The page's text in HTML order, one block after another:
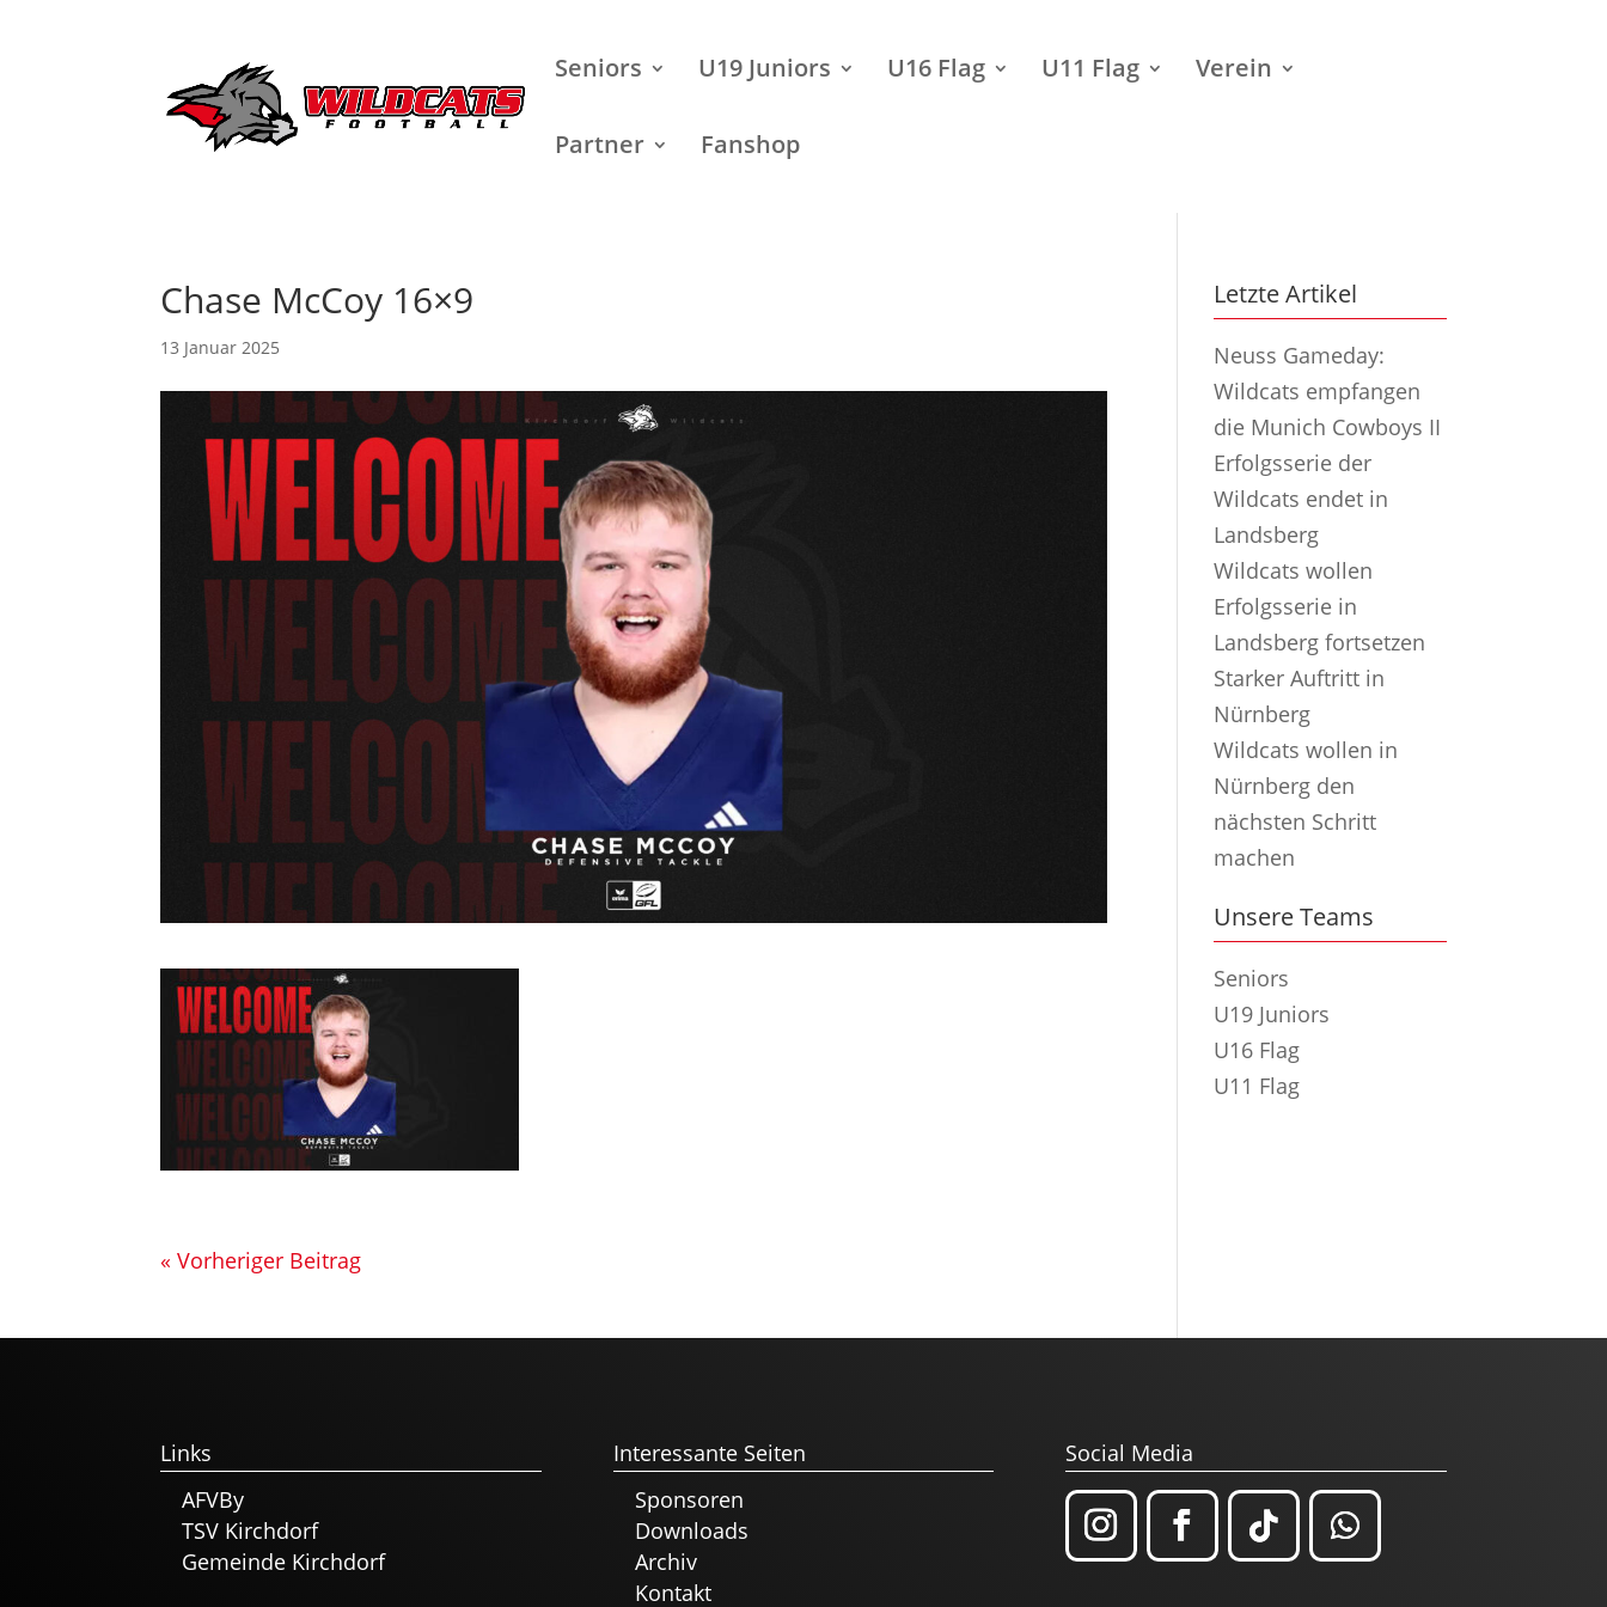
Seniors U19 Juniors U16 Flag U11 Flag Verein
Partner Fanshop
Chase McCoy 16×9
13 Januar 2025
« Vorheriger Beitrag
Letzte Artikel
Neuss Gameday:
Wildcats empfangen
die Munich Cowboys II
Erfolgsserie der
Wildcats endet in
Landsberg
Wildcats wollen
Erfolgsserie in
Landsberg fortsetzen
Starker Auftritt in
Nürnberg
Wildcats wollen in
Nürnberg den
nächsten Schritt
machen
Unsere Teams
Seniors
U19 Juniors
U16 Flag
U11 Flag
Links
AFVBy
TSV Kirchdorf
Gemeinde Kirchdorf
Interessante Seiten
Sponsoren
Downloads
Archiv
Kontakt
Social Media